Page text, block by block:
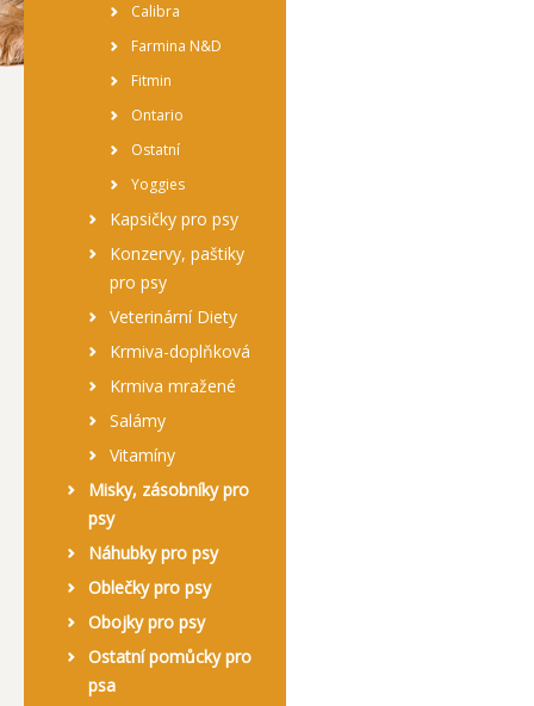
Calibra
Farmina N&D
Fitmin
Ontario
Ostatní
Yoggies
Kapsičky pro psy
Konzervy, paštiky
pro psy
Veterinární Diety
Krmiva-doplňková
Krmiva mražené
Salámy
Vitamíny
Misky, zásobníky pro
psy
Náhubky pro psy
Oblečky pro psy
Obojky pro psy
Ostatní pomůcky pro
psa